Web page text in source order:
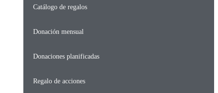
Catálogo de regalos
Donación mensual
Donaciones planificadas
Regalo de acciones